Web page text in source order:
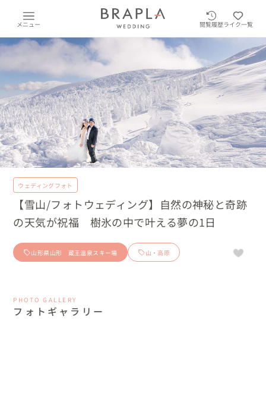
メニュー 閲覧履歴ライク一覧
ウェディングフォト
【雪山/フォトウェディング】自然の神秘と奇跡
の天気が祝福 樹氷の中で叶える夢の1日
山形県山形 蔵王温泉スキー場 山・高原
PHOTO GALLERY
フォトギャラリー